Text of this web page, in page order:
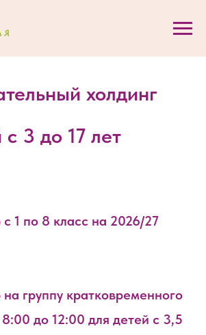
холдинг
с 3 до 17 лет
1 по 8 класс на 2026/27
группу кратковременного
до 12:00 для детей с 3,5